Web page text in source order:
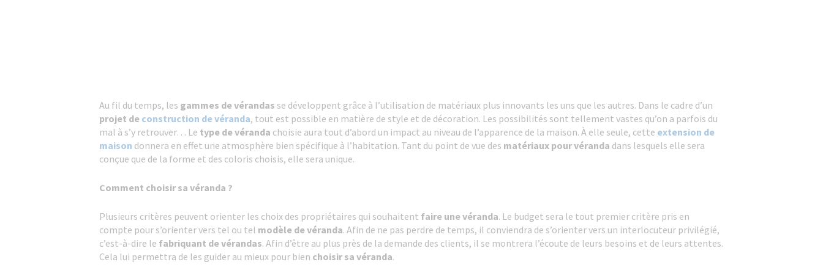
Au fil du temps, les gammes de vérandas se développent grâce à l’utilisation de matériaux plus innovants les uns que les autres. Dans le cadre d’un
projet de construction de véranda, tout est possible en matière de style et de décoration. Les possibilités sont tellement vastes qu’on a parfois du
mal à s’y retrouver… Le type de véranda choisie aura tout d’abord un impact au niveau de l’apparence de la maison. À elle seule, cette extension de
maison donnera en effet une atmosphère bien spécifique à l’habitation. Tant du point de vue des matériaux pour véranda dans lesquels elle sera
conçue que de la forme et des coloris choisis, elle sera unique.
Comment choisir sa véranda ?
Plusieurs critères peuvent orienter les choix des propriétaires qui souhaitent faire une véranda. Le budget sera le tout premier critère pris en
compte pour s’orienter vers tel ou tel modèle de véranda. Afin de ne pas perdre de temps, il conviendra de s’orienter vers un interlocuteur privilégié,
c’est-à-dire le fabriquant de vérandas. Afin d’être au plus près de la demande des clients, il se montrera l’écoute de leurs besoins et de leurs attentes.
Cela lui permettra de les guider au mieux pour bien choisir sa véranda.